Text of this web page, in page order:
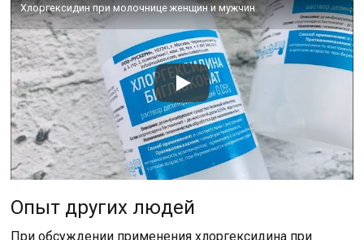
Хлоргексидин при молочнице женщин и мужчин
Опыт других людей
При обсуждении применения хлоргексидина при